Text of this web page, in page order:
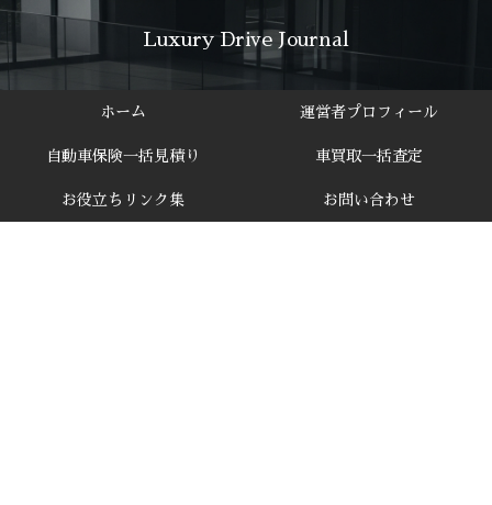
Luxury Drive Journal
ホーム 運営者プロフィール
自動車保険一括見積り 車買取一括査定
お役立ちリンク集 お問い合わせ